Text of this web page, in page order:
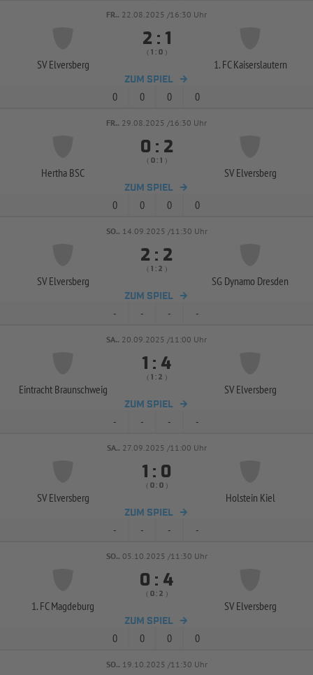
FR.. 22.08.2025 /16:30 Uhr
SV Elversberg
 : 
(  :  )
1. FC Kaiserslautern
ZUM SPIEL
0 0 0 0
FR.. 29.08.2025 /16:30 Uhr
Hertha BSC
 : 
( :  )
SV Elversberg
ZUM SPIEL
0 0 0 0
SO.. 14.09.2025 /11:30 Uhr
SV Elversberg
 : 
(  :  )
SG Dynamo Dresden
ZUM SPIEL
- - - -
SA.. 20.09.2025 /11:00 Uhr
Eintracht Braunschweig
 : 
(  :  )
SV Elversberg
ZUM SPIEL
- - - -
SA.. 27.09.2025 /11:00 Uhr
SV Elversberg
 : 
( :  )
Holstein Kiel
ZUM SPIEL
- - - -
SO.. 05.10.2025 /11:30 Uhr
1. FC Magdeburg
 : 
( :  )
SV Elversberg
ZUM SPIEL
0 0 0 0
SO.. 19.10.2025 /11:30 Uhr